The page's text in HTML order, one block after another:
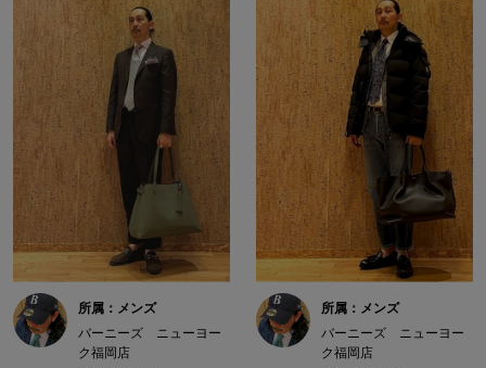
所属：メンズ
バーニーズ ニューヨー
ク福岡店
所属：メンズ
バーニーズ ニューヨー
ク福岡店